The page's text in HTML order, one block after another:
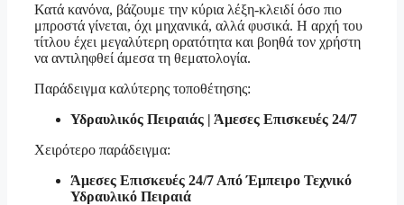
Κατά κανόνα, βάζουμε την κύρια λέξη-κλειδί όσο πιο
μπροστά γίνεται, όχι μηχανικά, αλλά φυσικά. Η αρχή του
τίτλου έχει μεγαλύτερη ορατότητα και βοηθά τον χρήστη
να αντιληφθεί άμεσα τη θεματολογία.
Παράδειγμα καλύτερης τοποθέτησης:
Υδραυλικός Πειραιάς | Άμεσες Επισκευές 24/7
Χειρότερο παράδειγμα:
Άμεσες Επισκευές 24/7 Από Έμπειρο Τεχνικό
Υδραυλικό Πειραιά